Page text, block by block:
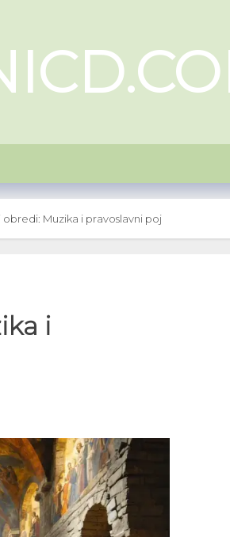
obredi: Muzika i pravoslavni poj
i